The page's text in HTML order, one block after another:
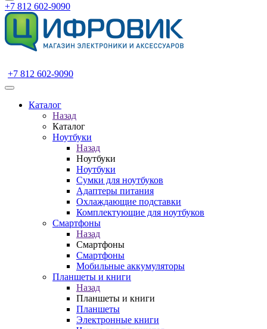
+7 812 602-9090
+7 812 602-9090
Каталог
Назад
Каталог
Ноутбуки
Назад
Ноутбуки
Ноутбуки
Сумки для ноутбуков
Адаптеры питания
Охлаждающие подставки
Комплектующие для ноутбуков
Смартфоны
Назад
Смартфоны
Смартфоны
Мобильные аккумуляторы
Планшеты и книги
Назад
Планшеты и книги
Планшеты
Электронные книги